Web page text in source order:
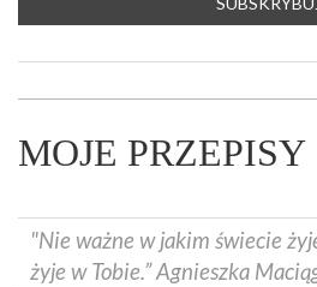
MOJE PRZEPISY
"Nie ważne w jakim świecie
żyje w Tobie.” Agnieszka